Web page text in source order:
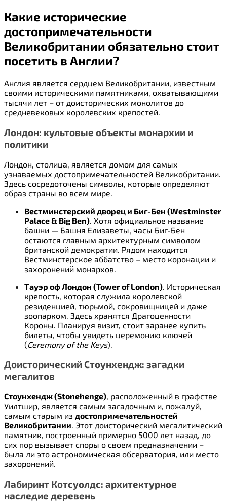
Какие исторические
достопримечательности
Великобритании обязательно стоит
посетить в Англии?
Англия является сердцем Великобритании, известным
своими историческими памятниками, охватывающими
тысячи лет – от доисторических монолитов до
средневековых королевских крепостей.
Лондон: культовые объекты монархии и
политики
Лондон, столица, является домом для самых
узнаваемых достопримечательностей Великобритании.
Здесь сосредоточены символы, которые определяют
образ страны во всем мире.
Вестминстерский дворец и Биг-Бен (Westminster
Palace & Big Ben) . Хотя официальное название
башни — Башня Елизаветы, часы Биг-Бен
остаются главным архитектурным символом
британской демократии. Рядом находится
Вестминстерское аббатство – место коронации и
захоронений монархов.
Тауэр оф Лондон (Tower of London) . Историческая
крепость, которая служила королевской
резиденцией, тюрьмой, сокровищницей и даже
зоопарком. Здесь хранятся Драгоценности
Короны. Планируя визит, стоит заранее купить
билеты, чтобы увидеть церемонию ключей
(Ceremony of the Keys).
Доисторический Стоунхендж: загадки
мегалитов
Стоунхендж (Stonehenge), расположенный в графстве
Уилтшир, является самым загадочным и, пожалуй,
самым старым из достопримечательностей
Великобритании. Этот доисторический мегалитический
памятник, построенный примерно 5000 лет назад, до
сих пор вызывает споры о своем предназначении –
была ли это астрономическая обсерватория, или место
захоронений.
Лабиринт Котсуолдс: архитектурное
наследие деревень